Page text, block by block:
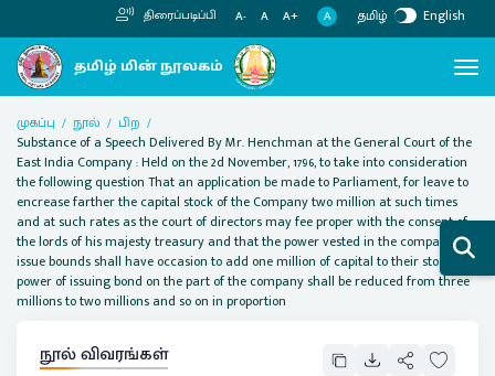
திரைப்படிப்பி A- A A+ A தமிழ் English
முகப்பு நூல்
பிற
Substance of a Speech Delivered By Mr. Henchman at the General Court of the
East India Company : Held on the 2d November, 1796, to take into consideration
the following question That an application be made to Parliament, for leave to
encrease farther the capital stock of the Company two million at such times
and at such rates as the court of directors may fee proper with the consent of
the lords of his majesty treasury and that the power vested in the company to
issue bounds shall have occasion to add one million of capital to their stock the
power of issuing bond on the part of the company shall be reduced from three
millions to two millions and so on in proportion
நூல் விவரங்கள்